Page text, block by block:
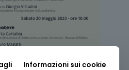
Informazioni sui cookie